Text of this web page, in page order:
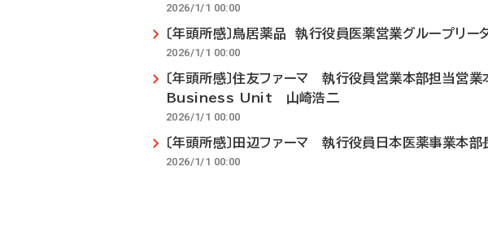
2026/1/1 00:00
〔年頭所感〕鳥居薬品 執行役員医薬営業グループリ
2026/1/1 00:00
〔年頭所感〕住友ファーマ 執行役員営業本部担
Business Unit 山崎浩二
2026/1/1 00:00
〔年頭所感〕田辺ファーマ 執行役員日本医薬事業本
2026/1/1 00:00